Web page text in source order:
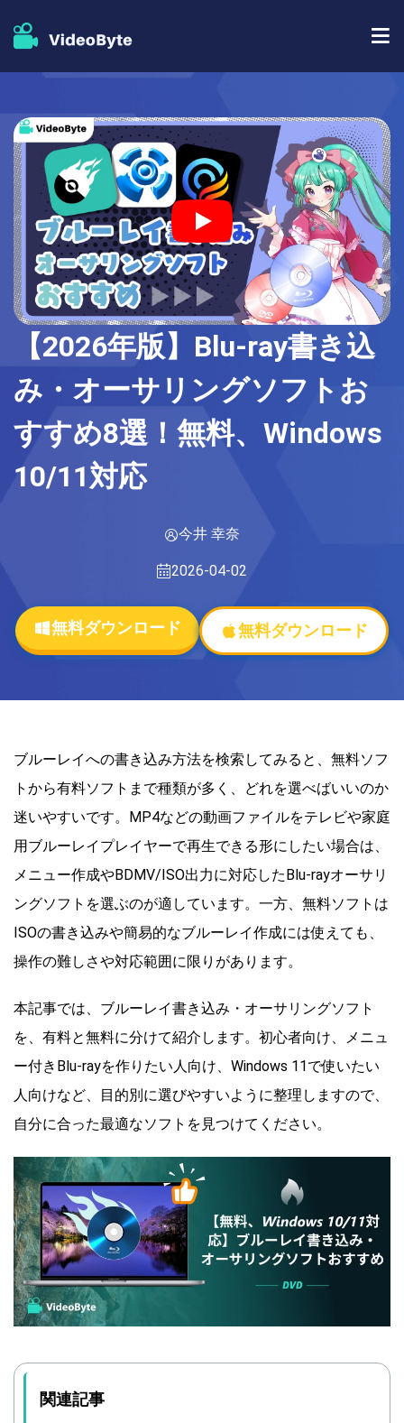
BD-DVD リッピング
DVD コピー
DVD リッピング
DVD 作成
ブルーレイプレイヤー
ブルーレイコピー
ストア
人気記事
サポート
【2026年版】Blu-ray書き込
み・オーサリングソフトお
すすめ8選！無料、Windows
10/11対応
今井 幸奈
2026-04-02
無料ダウンロード 無料ダウンロード
ブルーレイへの書き込み方法を検索してみると、無料ソフ
トから有料ソフトまで種類が多く、どれを選べばいいのか
迷いやすいです。MP4などの動画ファイルをテレビや家庭
用ブルーレイプレイヤーで再生できる形にしたい場合は、
メニュー作成やBDMV/ISO出力に対応したBlu-rayオーサリ
ングソフトを選ぶのが適しています。一方、無料ソフトは
ISOの書き込みや簡易的なブルーレイ作成には使えても、
操作の難しさや対応範囲に限りがあります。
本記事では、ブルーレイ書き込み・オーサリングソフト
を、有料と無料に分けて紹介します。初心者向け、メニュ
ー付きBlu-rayを作りたい人向け、Windows 11で使いたい
人向けなど、目的別に選びやすいように整理しますので、
自分に合った最適なソフトを見つけてください。
関連記事